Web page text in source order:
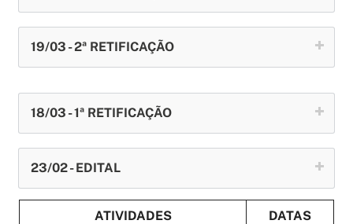
19/03 - 2ª RETIFICAÇÃO
18/03 - 1ª RETIFICAÇÃO
23/02 - EDITAL
ATIVIDADES DATAS